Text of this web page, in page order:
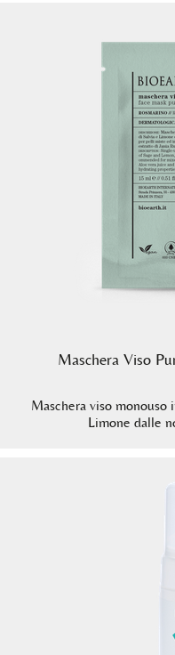
Maschera Viso
Maschera viso
Limone dalle